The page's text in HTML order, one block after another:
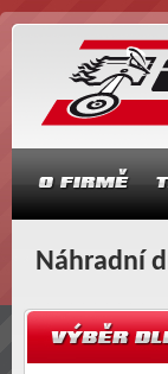
Náhradní